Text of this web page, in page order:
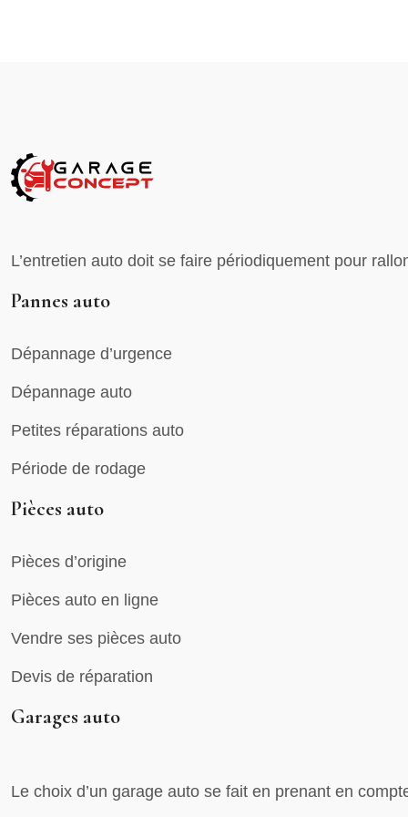
L’entretien auto doit se faire périodiquement pour
Pannes auto
Dépannage d’urgence
Dépannage auto
Petites réparations auto
Période de rodage
Pièces auto
Pièces d’origine
Pièces auto en ligne
Vendre ses pièces auto
Devis de réparation
Garages auto
Le choix d’un garage auto se fait en prenant en